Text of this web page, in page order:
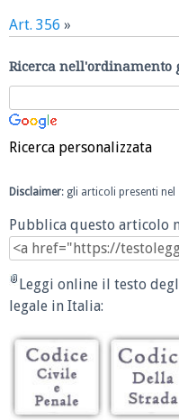
Art. 356 »
Ricerca nell'ordinamento
Ricerca personalizzata
Disclaimer: gli articoli presenti
Pubblica questo articolo
Leggi online il testo
legale in Italia: